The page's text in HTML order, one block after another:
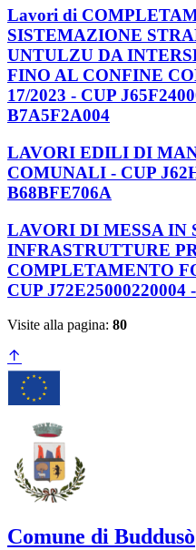
Lavori di
SISTEMAZIONE
UNTULZU DA
FINO AL CONFINE
17/2023 - CUP
B7A5F2A004
LAVORI EDILI DI
COMUNALI - CUP
B68BFE706A
LAVORI DI MESSA IN
INFRASTRUTTURE
COMPLETAMENTO
CUP J72E25000220004
Visite alla pagina: 80
Comune di Buddusò